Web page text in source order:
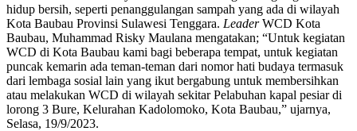
hidup bersih, seperti penanggulangan sampah yang ada di wilayah
Kota Baubau Provinsi Sulawesi Tenggara. LeaderWCD Kota
Baubau, Muhammad Risky Maulana mengatakan; “Untuk kegiatan
WCD di Kota Baubau kami bagi beberapa tempat, untuk kegiatan
puncak kemarin ada teman-teman dari nomor hati budaya termasuk
dari lembaga sosial lain yang ikut bergabung untuk membersihkan
atau melakukan WCD di wilayah sekitar Pelabuhan kapal pesiar di
lorong 3 Bure, Kelurahan Kadolomoko, Kota Baubau,” ujarnya,
Selasa, 19/9/2023.